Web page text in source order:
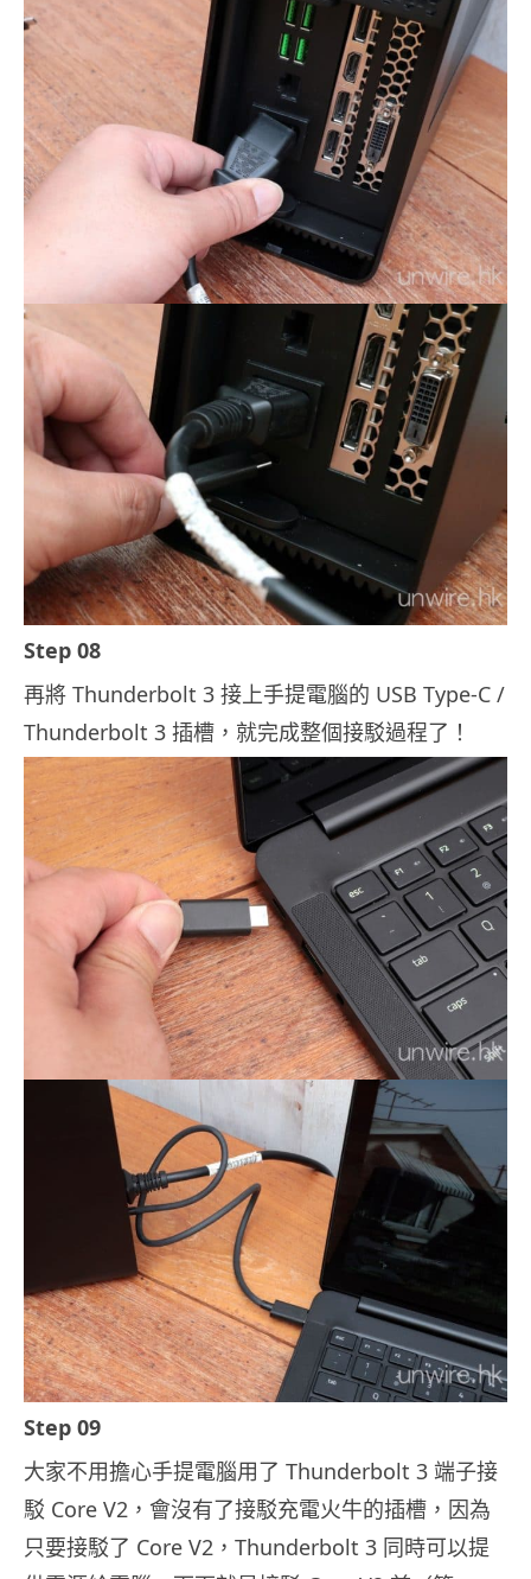
Step 08
再將 Thunderbolt 3 接上手提電腦的 USB Type-C /
Thunderbolt 3 插槽，就完成整個接駁過程了！
Step 09
大家不用擔心手提電腦用了 Thunderbolt 3 端子接
駁 Core V2，會沒有了接駁充電火牛的插槽，因為
只要接駁了 Core V2，Thunderbolt 3 同時可以提